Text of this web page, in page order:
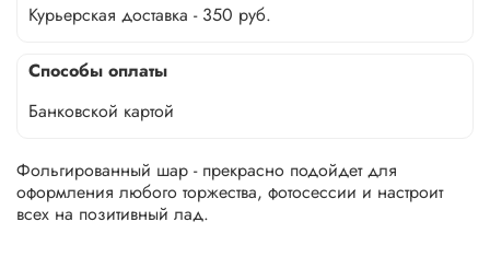
Курьерская доставка - 350 руб.
Способы оплаты
Банковской картой
Фольгированный шар - прекрасно подойдет для
оформления любого торжества, фотосессии и настроит
всех на позитивный лад.